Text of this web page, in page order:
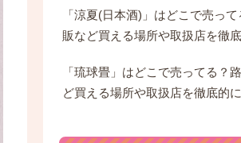
「涼夏(日本酒)」はどこで売っ
販など買える場所や取扱店を徹
「琉球畳」はどこで売ってる？
ど買える場所や取扱店を徹底的